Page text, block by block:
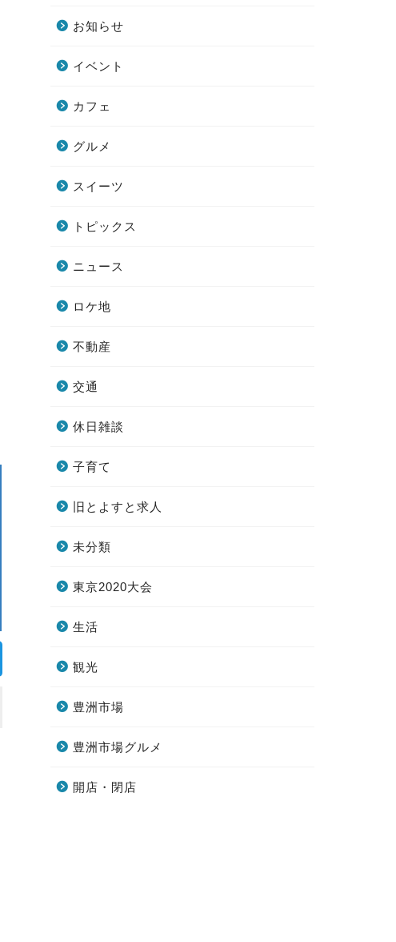
お知らせ
イベント
カフェ
グルメ
スイーツ
トピックス
ニュース
ロケ地
不動産
交通
休日雑談
子育て
旧とよすと求人
未分類
東京2020大会
生活
観光
豊洲市場
豊洲市場グルメ
開店・閉店